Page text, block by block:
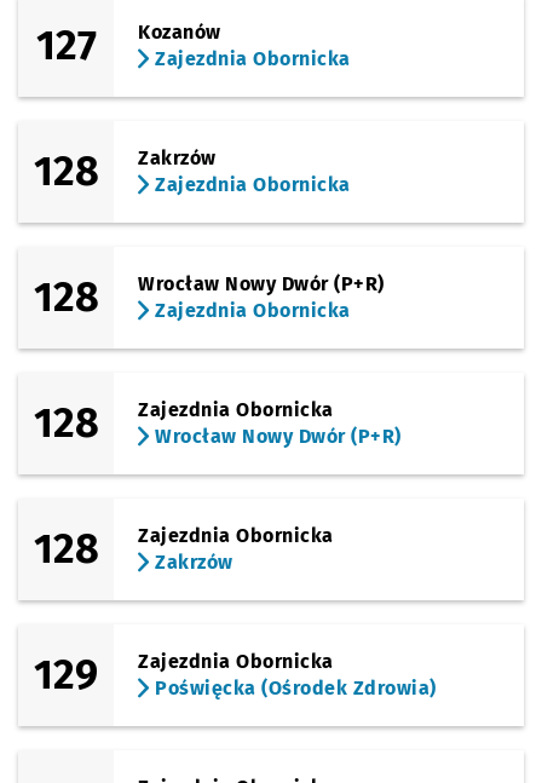
127
Kozanów
Zajezdnia Obornicka
128
Zakrzów
Zajezdnia Obornicka
128
Wrocław Nowy Dwór (P+R)
Zajezdnia Obornicka
128
Zajezdnia Obornicka
Wrocław Nowy Dwór (P+R)
128
Zajezdnia Obornicka
Zakrzów
129
Zajezdnia Obornicka
Poświęcka (Ośrodek Zdrowia)